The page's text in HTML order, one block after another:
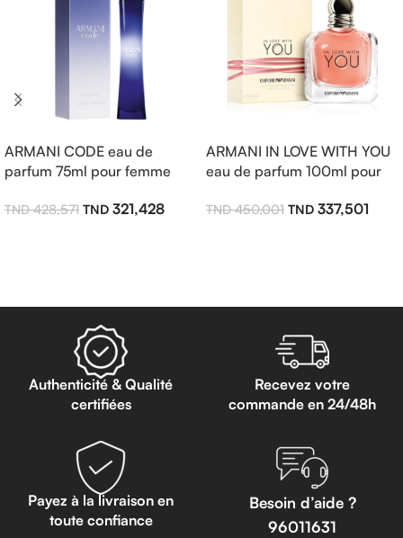
ARMANI CODE eau de
parfum 75ml pour femme
428,571 321,428
ARMANI IN LOVE WITH YOU
eau de parfum 100ml pour
450,001 337,501
Authenticité & Qualité
certifiées
Recevez votre
commande en 24/48h
Payez à la livraison en
toute confiance
Besoin d’aide ?
96011631